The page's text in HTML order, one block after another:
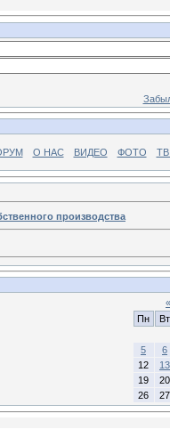
О НАС ВИДЕО ФОТО ТВ
производства
«
Пн
Вт
5
6
12
13
19
20
26
27